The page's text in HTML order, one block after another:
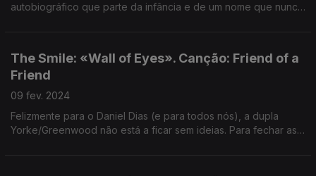
autobiográfico que parte da infância e de um nome que nunca
The Smile: «Wall of Eyes». Canção: Friend of a
Friend
09 fev. 2024
Felizmente para o Daniel Dias (e para todos nós), a dupla
Yorke/Greenwood não está a ficar sem ideias. Para fechar as